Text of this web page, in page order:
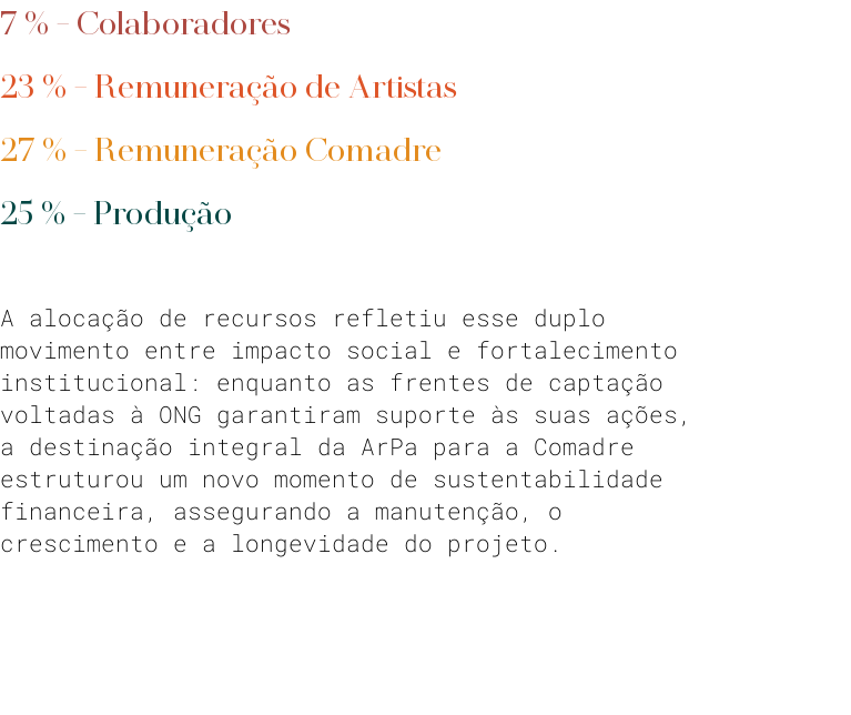
7 % - Colaboradores
23 % - Remuneração de Artistas
27 % - Remuneração Comadre
25 % - Produção
A alocação de recursos refletiu esse duplo
movimento entre impacto social e fortalecimento
institucional: enquanto as frentes de captação
voltadas à ONG garantiram suporte às suas ações,
a destinação integral da ArPa para a Comadre
estruturou um novo momento de sustentabilidade
financeira, assegurando a manutenção, o
crescimento e a longevidade do projeto.